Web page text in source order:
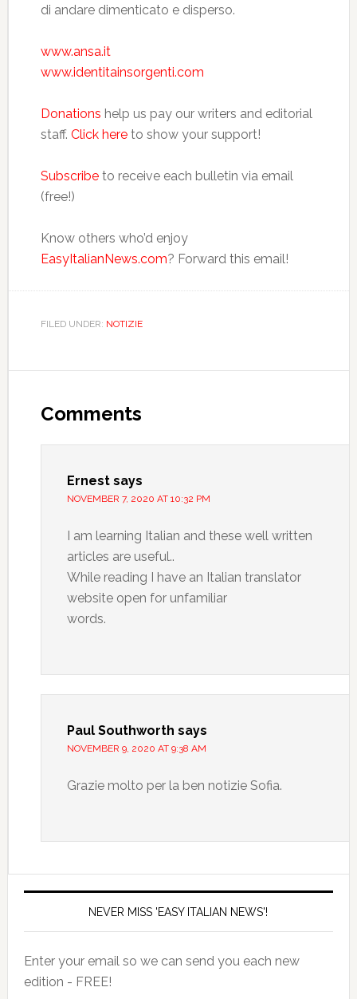
di andare dimenticato e disperso.
www.ansa.it
www.identitainsorgenti.com
Donations help us pay our writers and editorial
staff. Click hereto show your support!
Subscribeto receive each bulletin via email
(free!)
Know others who’d enjoy
EasyItalianNews.com? Forward this email!
FILED UNDER: NOTIZIE
Comments
Ernest says
NOVEMBER 7, 2020 AT 10:32 PM
I am learning Italian and these well written
articles are useful..
While reading I have an Italian translator
website open for unfamiliar
words.
Paul Southworth says
NOVEMBER 9, 2020 AT 9:38 AM
Grazie molto per la ben notizie Sofia.
NEVER MISS 'EASY ITALIAN NEWS'!
Enter your email so we can send you each new
edition - FREE!